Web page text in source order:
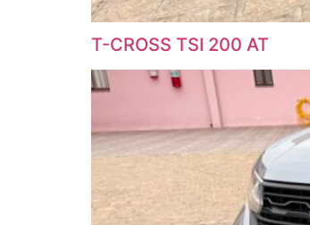
T-CROSS TSI 200 AT